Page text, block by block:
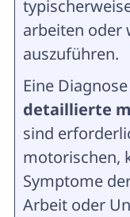
arbeiten oder
auszuführen.
Eine
detaillierte
sind
motorischen,
Symptome
Arbeit oder